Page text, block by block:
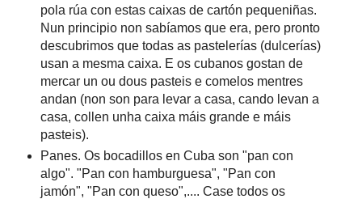
pola rúa con estas caixas de cartón pequeniñas.
Nun principio non sabíamos que era, pero pronto
descubrimos que todas as pastelerías (dulcerías)
usan a mesma caixa. E os cubanos gostan de
mercar un ou dous pasteis e comelos mentres
andan (non son para levar a casa, cando levan a
casa, collen unha caixa máis grande e máis
pasteis).
Panes. Os bocadillos en Cuba son "pan con
algo". "Pan con hamburguesa", "Pan con
jamón", "Pan con queso",.... Case todos os